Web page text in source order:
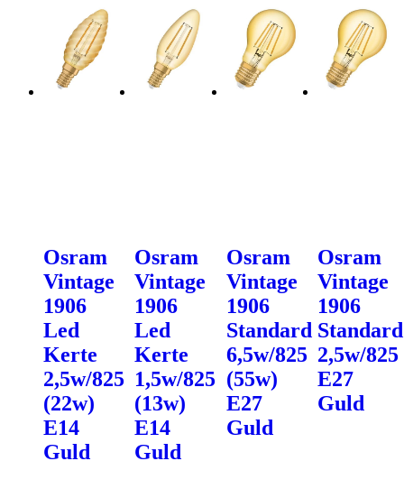
Osram
Vintage
1906
Led
Kerte
2,5w/825
(22w)
E14
Guld
Osram
Vintage
1906
Led
Kerte
1,5w/825
(13w)
E14
Guld
Osram
Vintage
1906
Standard
6,5w/825
(55w)
E27
Guld
Osram
Vintage
1906
Standard
2,5w/825
E27
Guld